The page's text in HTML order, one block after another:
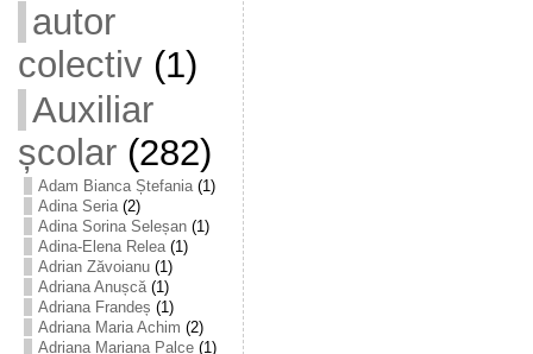
autor
colectiv(1)
Auxiliar
școlar(282)
Adam Bianca Ștefania(1)
Adina Seria(2)
Adina Sorina Seleșan(1)
Adina-Elena Relea(1)
Adrian Zăvoianu(1)
Adriana Anușcă(1)
Adriana Frandeș (1)
Adriana Maria Achim (2)
Adriana Mariana Palce(1)